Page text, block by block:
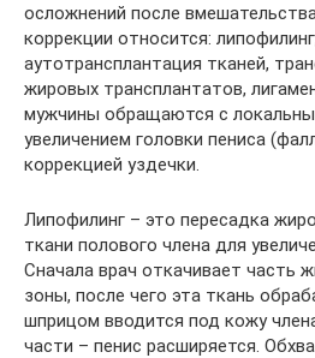
осложнений после
коррекции относится:
аутотрансплантация тканей,
жировых трансплантатов,
мужчины обращаются с
увеличением головки пениса
коррекцией уздечки.
Липофилинг – это пересадка
ткани полового члена для
Сначала врач откачивает часть
зоны, после чего эта ткань
шприцом вводится под кожу
части – пенис расширяется.